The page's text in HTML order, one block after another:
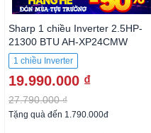
Sharp 1 chiều Inverter 2.5HP-
21300 BTU AH-XP24CMW
1 chiều Inverter
19.990.000 ₫
27.790.000 ₫
Tặng quà đến 1.790.000đ